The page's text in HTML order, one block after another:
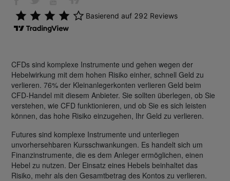
CFDs sind komplexe Instrumente und gehen wegen der
Hebelwirkung mit dem hohen Risiko einher, schnell Geld zu
verlieren. 76% der Kleinanlegerkonten verlieren Geld beim
CFD-Handel mit diesem Anbieter. Sie sollten überlegen, ob Sie
verstehen, wie CFD funktionieren, und ob Sie es sich leisten
können, das hohe Risiko einzugehen, Ihr Geld zu verlieren.
Futures sind komplexe Instrumente und unterliegen
unvorhersehbaren Kursschwankungen. Es handelt sich um
Finanzinstrumente, die es dem Anleger ermöglichen, einen
Hebel zu nutzen. Der Einsatz eines Hebels beinhaltet das
Risiko, mehr als den Gesamtbetrag des Kontos zu verlieren.